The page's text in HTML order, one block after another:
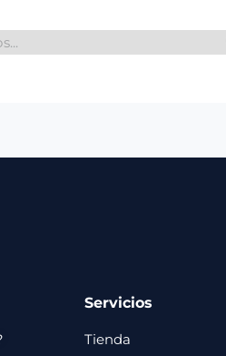
Servicios
Tienda